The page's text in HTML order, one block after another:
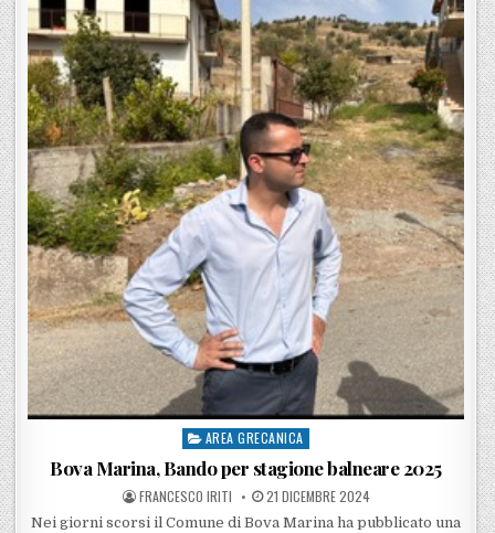
Posted in
AREA GRECANICA
Bova Marina, Bando per stagione balneare 2025
POSTED BY
FRANCESCO IRITI POSTED ON
21 DICEMBRE 2024
Nei giorni scorsi il Comune di Bova Marina ha pubblicato una